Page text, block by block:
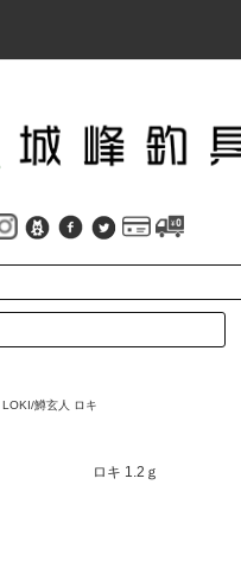
LOKI/鱒玄人 ロキ
ロキ 1.2ｇ